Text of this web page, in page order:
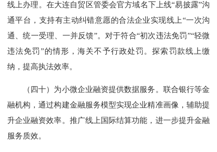
线上办理。在大连自贸区管委会官方域名下上线“易披露”沟
通平台，支持有主动纠错意愿的合法企业实现线上“一次沟
通、统一受理、一并反馈”。对于符合“初次违法免罚”“轻微
违法免罚”的情形，海关不予行政处罚。探索罚款线上缴
纳，提高执法效率。
（四十）为小微企业融资提供数据服务。联合银行等金
融机构，通过构建金融服务模型实现企业精准画像，辅助提
升企业融资效率。推广线上国际结算功能，进一步提升金融
服务质效。